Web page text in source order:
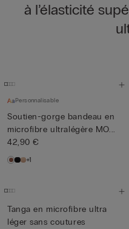
à l’élasticité
Personnalisable
Soutien-gorge bandeau en
microfibre ultralégère MO...
42,90 €
+1
Tanga en microfibre ultra
léger sans coutures